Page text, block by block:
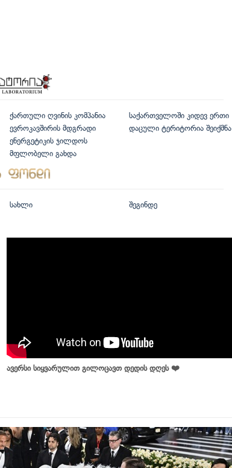
ქართული ღვინის კომპანია
ევროკავშირის მდგრადი
ენერგეტიკის ჯილდოს
მფლობელი გახდა
საქართველოში კიდევ ერთი
დაცული ტერიტორია შეიქმნა
სახლი შეგინდე
ავერსი სიყვარულით გილოცავთ დედის დღეს ❤️